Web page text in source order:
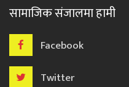
सामाजिक संजालमा हामी
Facebook
Twitter